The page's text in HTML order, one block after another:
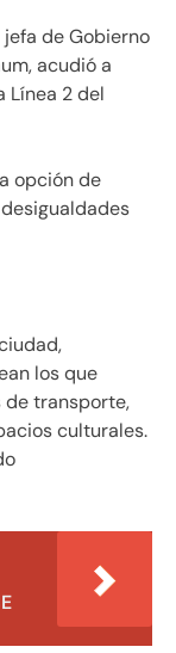
jefa de Gobierno
acudió a
Línea 2 del
opción de
los que
de transporte,
culturales.